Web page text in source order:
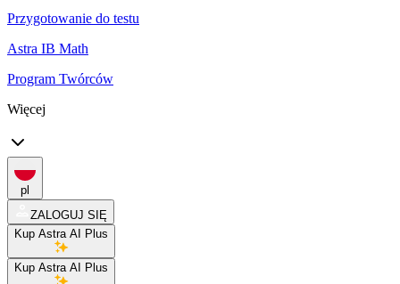
Przygotowanie do testu
Astra IB Math
Program Twórców
Więcej
pl
ZALOGUJ SIĘ
Kup Astra AI Plus
Kup Astra AI Plus